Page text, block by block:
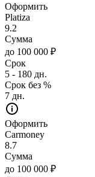
Оформить
Platiza
9.2
Сумма
до 100 000 ₽
Срок
5 - 180 дн.
Срок без %
7 дн.
Оформить
Carmoney
8.7
Сумма
до 100 000 ₽